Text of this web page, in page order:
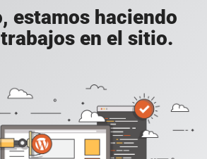
estamos haciendo
en el sitio.